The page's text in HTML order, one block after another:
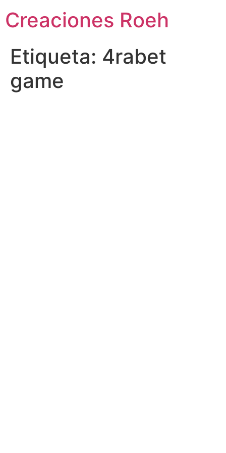
contenido
Creaciones Roeh
Etiqueta: 4rabet
game